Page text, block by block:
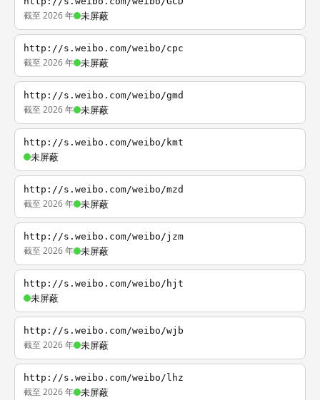
截至 2026 年 未屏蔽
http://s.weibo.com/weibo/cpc
截至 2026 年 未屏蔽
http://s.weibo.com/weibo/gmd
截至 2026 年 未屏蔽
http://s.weibo.com/weibo/kmt
未屏蔽
http://s.weibo.com/weibo/mzd
截至 2026 年 未屏蔽
http://s.weibo.com/weibo/jzm
截至 2026 年 未屏蔽
http://s.weibo.com/weibo/hjt
未屏蔽
http://s.weibo.com/weibo/wjb
截至 2026 年 未屏蔽
http://s.weibo.com/weibo/lhz
截至 2026 年 未屏蔽